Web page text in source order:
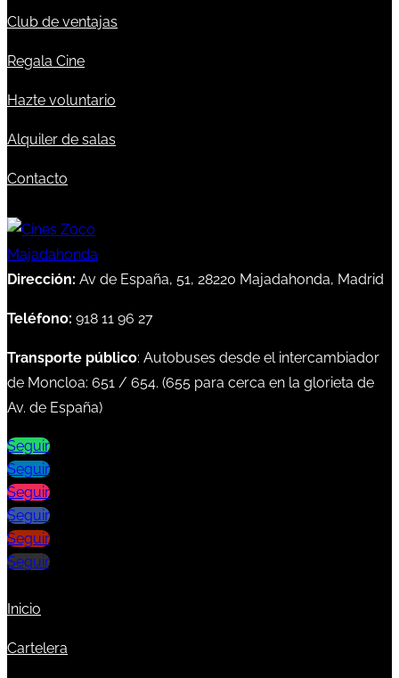
Club de ventajas
Regala Cine
Hazte voluntario
Alquiler de salas
Contacto
Dirección: Av de España, 51, 28220 Majadahonda, Madrid
Teléfono: 918 11 96 27
Transporte público: Autobuses desde el intercambiador
de Moncloa: 651 / 654. (655 para cerca en la glorieta de
Av. de España)
Seguir
Seguir
Seguir
Seguir
Seguir
Seguir
Inicio
Cartelera